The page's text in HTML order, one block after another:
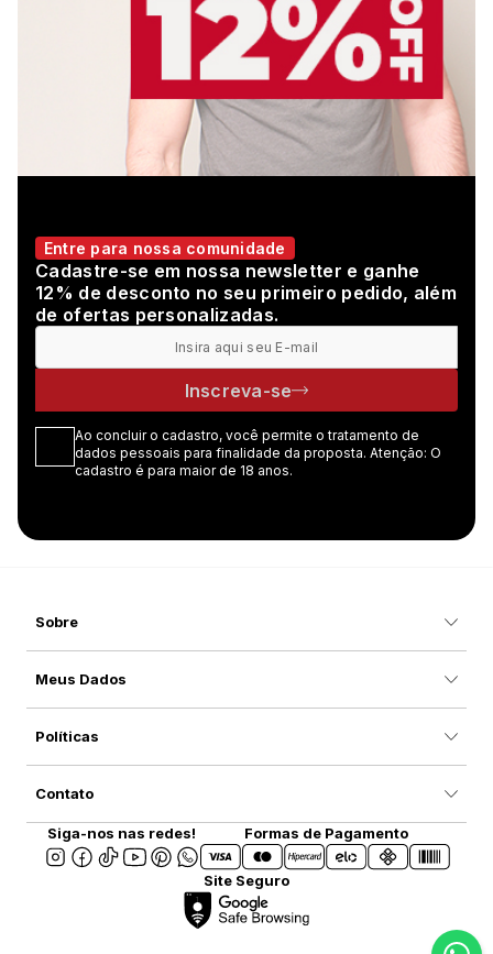
Entre para nossa comunidade
Cadastre-se em nossa newsletter e ganhe
12% de desconto no seu primeiro pedido, além
de ofertas personalizadas.
Inscreva-se
Ao concluir o cadastro, você permite o tratamento de
dados pessoais para finalidade da proposta. Atenção: O
cadastro é para maior de 18 anos.
Sobre
Meus Dados
Políticas
Contato
Siga-nos nas redes! Formas de Pagamento
Site Seguro